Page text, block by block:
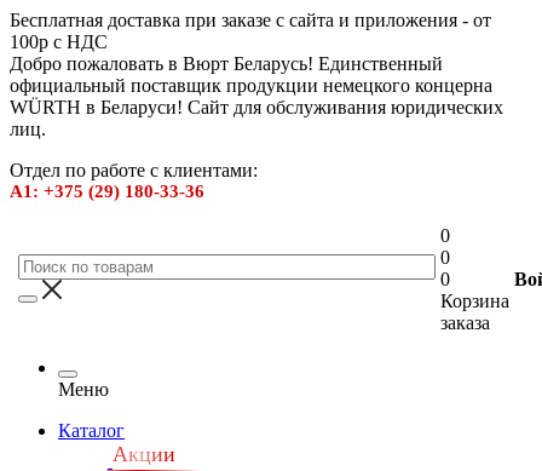
Бесплатная доставка при заказе с сайта и приложения - от
100р с НДС
Добро пожаловать в Вюрт Беларусь! Единственный
официальный поставщик продукции немецкого концерна
WÜRTH в Беларуси! Сайт для обслуживания юридических
лиц.
Отдел по работе с клиентами:
А1: +375 (29) 180-33-36
0
0
0
Корзина
заказа
Меню
Каталог
Акции